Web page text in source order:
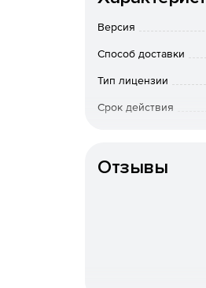
Sapphire for
Nuke, Fusion,
Версия
Способ доставки
Тип лицензии
Срок действия
Отзывы